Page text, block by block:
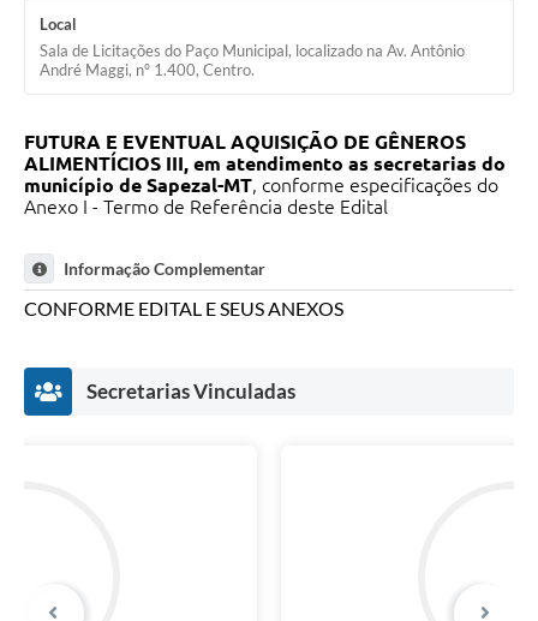
Local
Sala de Licitações do Paço Municipal, localizado na Av. Antônio
André Maggi, nº 1.400, Centro.
FUTURA E EVENTUAL AQUISIÇÃO DE GÊNEROS
ALIMENTÍCIOS III, em atendimento as secretarias do
município de Sapezal-MT, conforme especificações do
Anexo I - Termo de Referência deste Edital
Informação Complementar
CONFORME EDITAL E SEUS ANEXOS
Secretarias Vinculadas